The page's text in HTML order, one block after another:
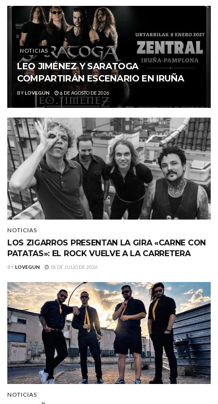
NOTICIAS
LEO JIMÉNEZ Y SARATOGA
COMPARTIRÁN ESCENARIO EN IRUÑA
BYLOVEGUN 6 DE AGOSTO DE 2026
NOTICIAS
LOS ZIGARROS PRESENTAN LA GIRA «CARNE CON
PATATAS»: EL ROCK VUELVE A LA CARRETERA
BYLOVEGUN 18 DE JULIO DE 2026
NOTICIAS